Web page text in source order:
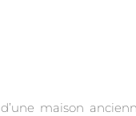
maison